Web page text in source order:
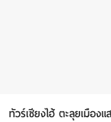
ทัวร์เซียงไฮ้ ตะลุยเมือง